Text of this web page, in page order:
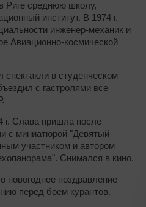
Риге среднюю школу,
институт. В 1974 г.
инженер-механик и
Авиационно-космической
спектакли в студенческом
с гастролями все
г. Слава пришла после
с миниатюрой "Девятый
участником и автором
Снимался в кино.
новогоднее поздравление
перед боем курантов.